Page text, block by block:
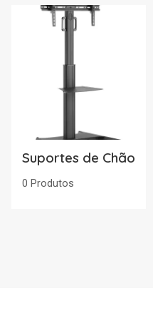
Suportes de Chão
0 Produtos